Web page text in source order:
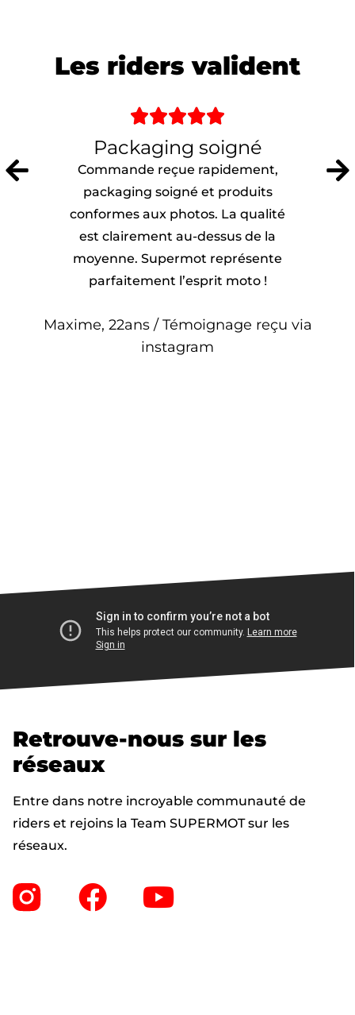
Les riders valident

Packaging soigné
Commande reçue rapidement,
packaging soigné et produits
conformes aux photos. La qualité
est clairement au-dessus de la
moyenne. Supermot représente
parfaitement l’esprit moto !
Maxime, 22ans / Témoignage reçu via
instagram
Retrouve-nous sur les
réseaux
Entre dans notre incroyable communauté de
riders et rejoins la Team SUPERMOT sur les
réseaux.